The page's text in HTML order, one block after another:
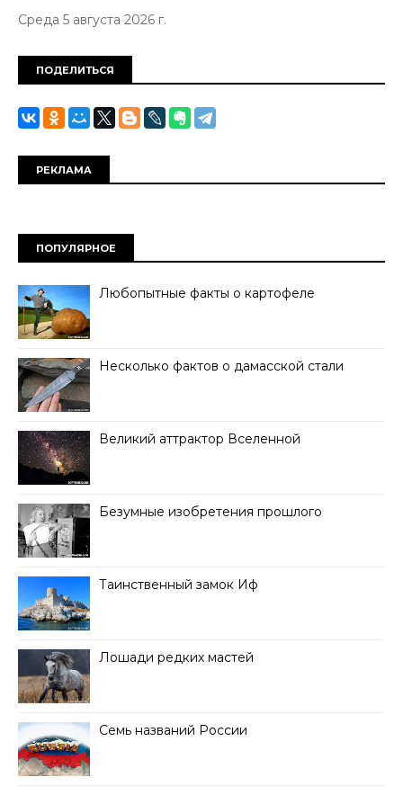
Среда 5 августа 2026 г.
ПОДЕЛИТЬСЯ
РЕКЛАМА
ПОПУЛЯРНОЕ
Любопытные факты о картофеле
Несколько фактов о дамасской стали
Великий аттрактор Вселенной
Безумные изобретения прошлого
Таинственный замок Иф
Лошади редких мастей
Семь названий России